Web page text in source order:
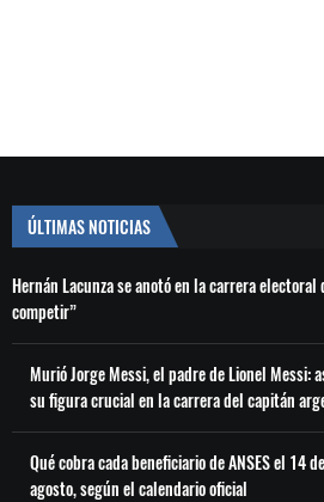
ÚLTIMAS NOTICIAS
Hernán Lacunza se anotó en la carrera electoral
competir”
Murió Jorge Messi, el padre de Lionel Messi:
su figura crucial en la carrera del capitán
Qué cobra cada beneficiario de ANSES el 14 de
agosto, según el calendario oficial